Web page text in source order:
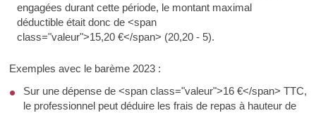
engagées durant cette période, le montant maximal
déductible était donc de <span
class="valeur">15,20 €</span> (20,20 - 5).
Exemples avec le barème 2023 :
Sur une dépense de <span class="valeur">16 €</span> TTC,
le professionnel peut déduire les frais de repas à hauteur de